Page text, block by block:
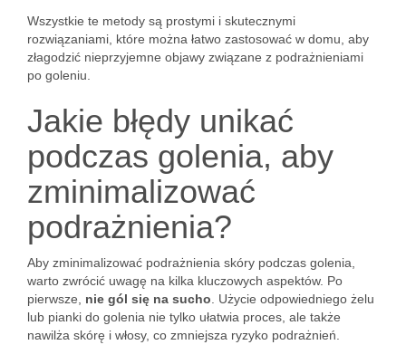
Wszystkie te metody są prostymi i skutecznymi
rozwiązaniami, które można łatwo zastosować w domu, aby
złagodzić nieprzyjemne objawy związane z podrażnieniami
po goleniu.
Jakie błędy unikać
podczas golenia, aby
zminimalizować
podrażnienia?
Aby zminimalizować podrażnienia skóry podczas golenia,
warto zwrócić uwagę na kilka kluczowych aspektów. Po
pierwsze, nie gól się na sucho . Użycie odpowiedniego żelu
lub pianki do golenia nie tylko ułatwia proces, ale także
nawilża skórę i włosy, co zmniejsza ryzyko podrażnień.